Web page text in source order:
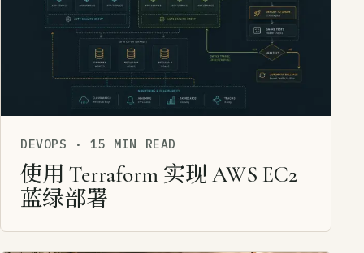
DEVOPS ·15 MIN READ
使用 Terraform 实现 AWS EC2
蓝绿部署